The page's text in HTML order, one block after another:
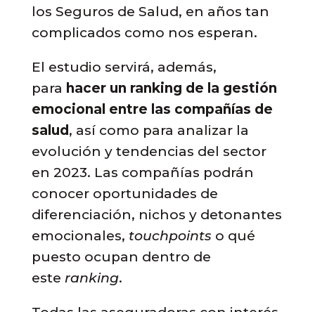
los Seguros de Salud, en años tan
complicados como nos esperan.
El estudio servirá, además,
para hacer un ranking de la gestión
emocional entre las compañías de
salud , así como para analizar la
evolución y tendencias del sector
en 2023. Las compañías podrán
conocer oportunidades de
diferenciación, nichos y detonantes
emocionales, touchpoints o qué
puesto ocupan dentro de
este ranking.